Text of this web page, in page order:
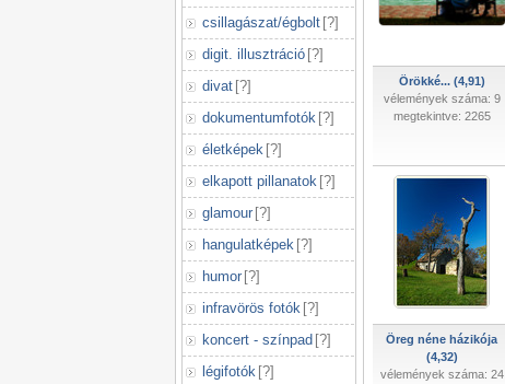
csillagászat/égbolt [?]
digit. illusztráció [?]
divat [?]
dokumentumfotók [?]
életképek [?]
elkapott pillanatok [?]
glamour [?]
hangulatképek [?]
humor [?]
infravörös fotók [?]
koncert - színpad [?]
légifotók [?]
Örökké... (4,91)
vélemények száma: 9
megtekintve: 2265
Öreg néne házikója
(4,32)
vélemények száma: 24